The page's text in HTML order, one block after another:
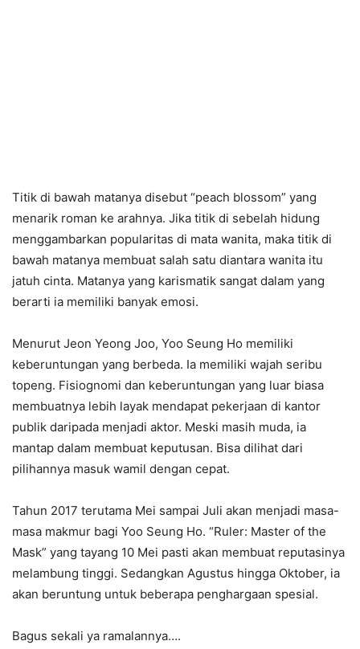
Titik di bawah matanya disebut “peach blossom” yang
menarik roman ke arahnya. Jika titik di sebelah hidung
menggambarkan popularitas di mata wanita, maka titik di
bawah matanya membuat salah satu diantara wanita itu
jatuh cinta. Matanya yang karismatik sangat dalam yang
berarti ia memiliki banyak emosi.
Menurut Jeon Yeong Joo, Yoo Seung Ho memiliki
keberuntungan yang berbeda. Ia memiliki wajah seribu
topeng. Fisiognomi dan keberuntungan yang luar biasa
membuatnya lebih layak mendapat pekerjaan di kantor
publik daripada menjadi aktor. Meski masih muda, ia
mantap dalam membuat keputusan. Bisa dilihat dari
pilihannya masuk wamil dengan cepat.
Tahun 2017 terutama Mei sampai Juli akan menjadi masa-
masa makmur bagi Yoo Seung Ho. “Ruler: Master of the
Mask” yang tayang 10 Mei pasti akan membuat reputasinya
melambung tinggi. Sedangkan Agustus hingga Oktober, ia
akan beruntung untuk beberapa penghargaan spesial.
Bagus sekali ya ramalannya….